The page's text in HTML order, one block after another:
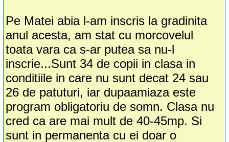
Pe Matei abia l-am inscris la gradinita
anul acesta, am stat cu morcovelul
toata vara ca s-ar putea sa nu-l
inscrie...Sunt 34 de copii in clasa in
conditiile in care nu sunt decat 24 sau
26 de patuturi, iar dupaamiaza este
program obligatoriu de somn. Clasa nu
cred ca are mai mult de 40-45mp. Si
sunt in permanenta cu ei doar o